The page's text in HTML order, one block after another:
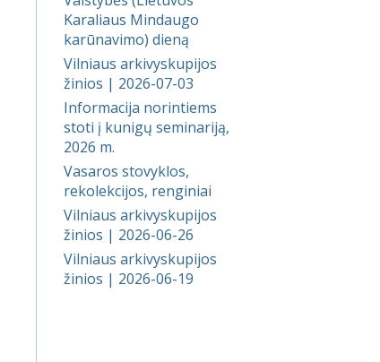
Karaliaus Mindaugo
karūnavimo) dieną
Vilniaus arkivyskupijos
žinios | 2026-07-03
Informacija norintiems
stoti į kunigų seminariją,
2026 m.
Vasaros stovyklos,
rekolekcijos, renginiai
Vilniaus arkivyskupijos
žinios | 2026-06-26
Vilniaus arkivyskupijos
žinios | 2026-06-19